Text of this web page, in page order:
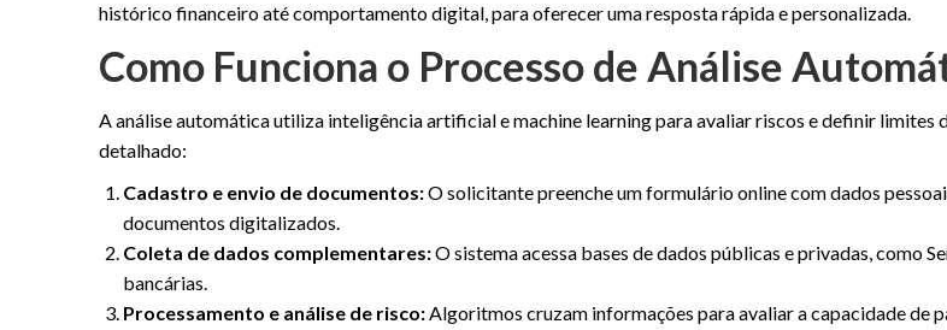
histórico financeiro até comportamento digital, para oferecer uma resposta rápida e personalizada.
Como Funciona o Processo de Análise
A análise automática utiliza inteligência artificial e machine learning para avaliar riscos e definir limites
detalhado:
Cadastro e envio de documentos:O solicitante preenche um formulário online com dados
documentos digitalizados.
Coleta de dados complementares:O sistema acessa bases de dados públicas e privadas, como
bancárias.
Processamento e análise de risco:Algoritmos cruzam informações para avaliar a capacidade de